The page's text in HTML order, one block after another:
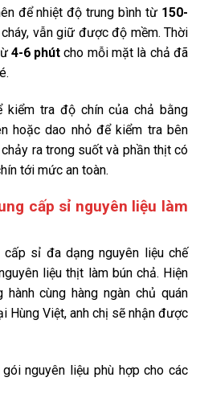
để nhiệt độ trung bình từ 150-
vẫn giữ được độ mềm. Thời
4-6 phút cho mỗi mặt là chả đã
kiểm tra độ chín của chả bằng
hoặc dao nhỏ để kiểm tra bên
ra trong suốt và phần thịt có
tới mức an toàn.
cấp sỉ nguyên liệu làm
cấp sỉ đa dạng nguyên liệu chế
liệu thịt làm bún chả. Hiện
cùng hàng ngàn chủ quán
Hùng Việt, anh chị sẽ nhận được
nguyên liệu phù hợp cho các